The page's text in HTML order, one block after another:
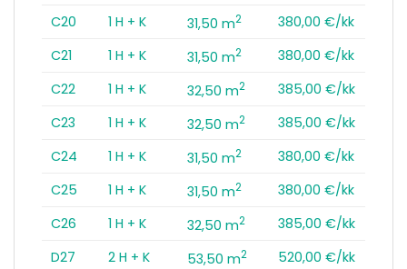
C20
1 H + K 31,50 m2
380,00 €/kk
C21
1 H + K 31,50 m2
380,00 €/kk
C22
1 H + K 32,50 m2
385,00 €/kk
C23
1 H + K 32,50 m2
385,00 €/kk
C24
1 H + K 31,50 m2
380,00 €/kk
C25
1 H + K 31,50 m2
380,00 €/kk
C26
1 H + K 32,50 m2
385,00 €/kk
D27
2 H + K 53,50 m2
520,00 €/kk